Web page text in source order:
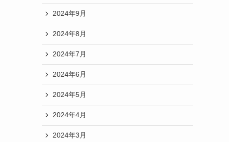
2024年9月
2024年8月
2024年7月
2024年6月
2024年5月
2024年4月
2024年3月